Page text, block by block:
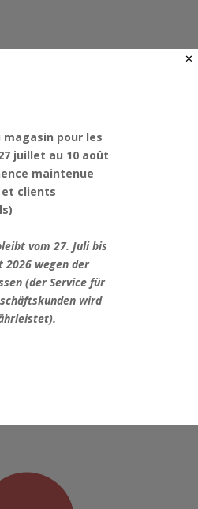
joint
✕
magasin pour les
juillet au 10 août
maintenue
et clients
vom 27. Juli bis
2026 wegen der
(der Service für
wird